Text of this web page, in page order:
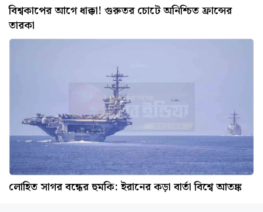
বিশ্বকাপের আগে ধাক্কা! গুরুতর চোটে অনিশ্চিত ফ্রান্সের
তারকা
লোহিত সাগর বন্ধের হুমকি: ইরানের কড়া বার্তা বিশ্বে আতঙ্ক